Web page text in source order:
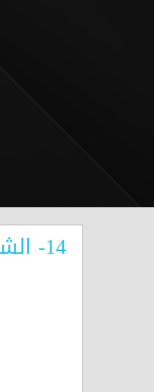
14- الشجاعة الحسينية